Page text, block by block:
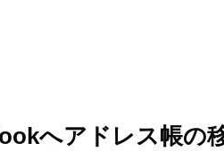
へアドレス帳の